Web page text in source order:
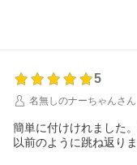
5
名無しのナーちゃんさん
簡単に付けけれました
以前のように跳ね返り